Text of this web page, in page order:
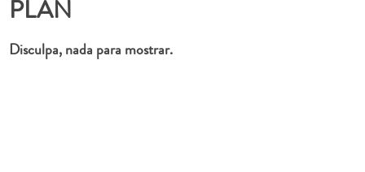
PLAN
Disculpa, nada para mostrar.